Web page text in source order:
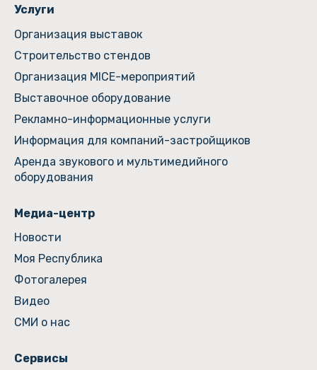
Услуги
Организация выставок
Строительство стендов
Организация MICE-мероприятий
Выставочное оборудование
Рекламно-информационные услуги
Информация для компаний-застройщиков
Аренда звукового и мультимедийного
оборудования
Медиа-центр
Новости
Моя Республика
Фотогалерея
Видео
СМИ о нас
Сервисы